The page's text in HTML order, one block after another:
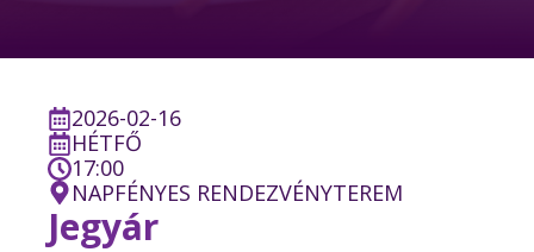
2026-02-16
HÉTFŐ
17:00
NAPFÉNYES RENDEZVÉNYTEREM
Jegyár